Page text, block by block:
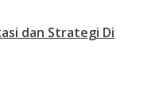
dan Strategi Di